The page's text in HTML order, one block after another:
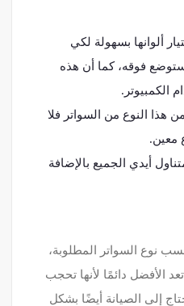
ألوانها بسهولة لكي
فوقه، كما أن هذه
الكمبيوتر.
هذا النوع من السواتر فلا
معين.
أيدي الجميع بالإضافة
نوع السواتر المطلوبة،
الأفضل دائمًا لأنها تحجب
إلى الصيانة أيضًا بشكل